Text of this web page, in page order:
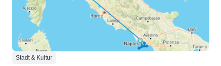
Stadt & Kultur